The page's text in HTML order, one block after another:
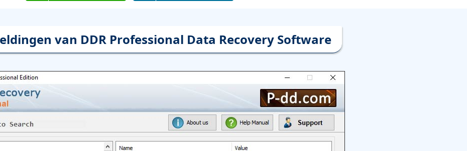
van DDR Professional Data Recovery Software